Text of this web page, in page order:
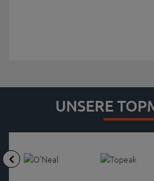
UNSERE